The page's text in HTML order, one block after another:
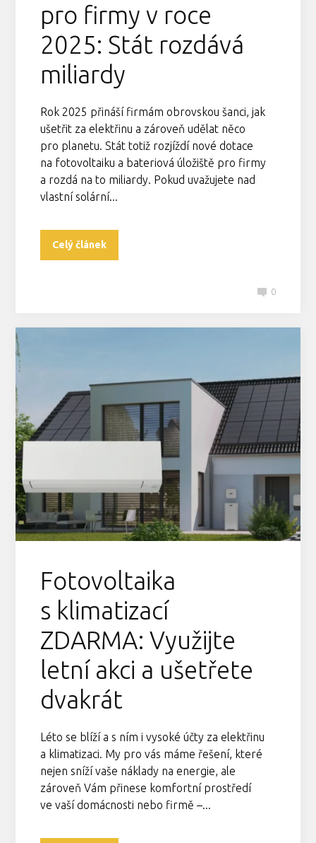
pro firmy v roce
2025: Stát rozdává
miliardy
Rok 2025 přináší firmám obrovskou šanci, jak
ušetřit za elektřinu a zároveň udělat něco
pro planetu. Stát totiž rozjíždí nové dotace
na fotovoltaiku a bateriová úložiště pro firmy
a rozdá na to miliardy. Pokud uvažujete nad
vlastní solární...
Celý článek
0
Fotovoltaika
s klimatizací
ZDARMA: Využijte
letní akci a ušetřete
dvakrát
Léto se blíží a s ním i vysoké účty za elektřinu
a klimatizaci. My pro vás máme řešení, které
nejen sníží vaše náklady na energie, ale
zároveň Vám přinese komfortní prostředí
ve vaší domácnosti nebo firmě –...